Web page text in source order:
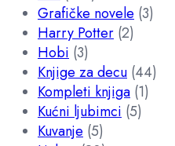
Grafičke novele (3)
Harry Potter (2)
Hobi (3)
Knjige za decu (44)
Kompleti knjiga (1)
Kućni ljubimci (5)
Kuvanje (5)